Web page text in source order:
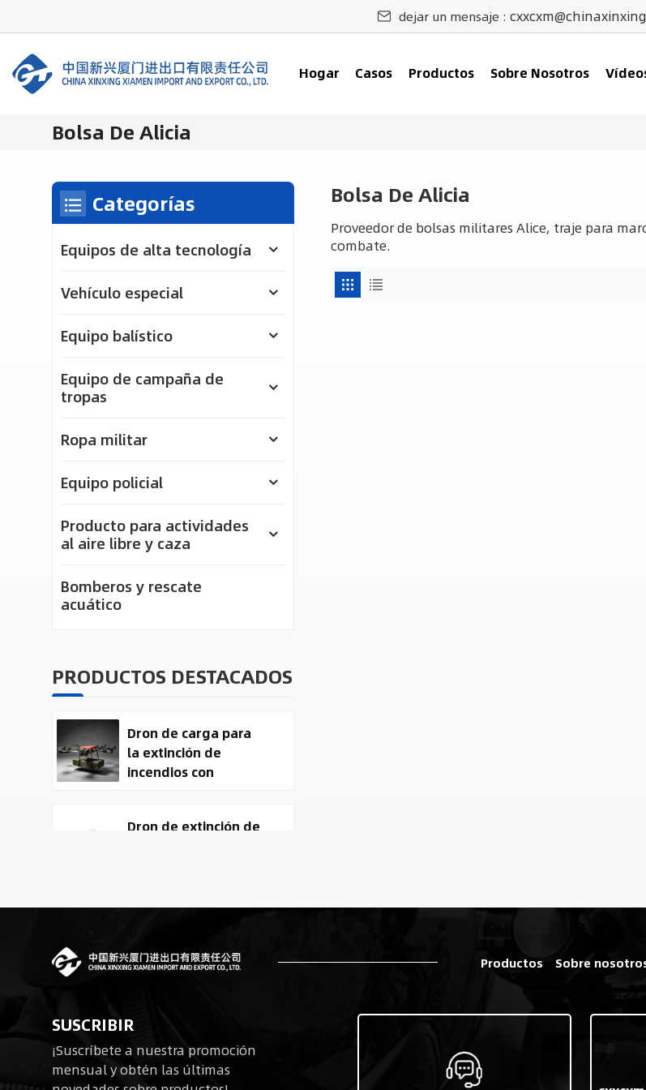
dejar un mensaje :
Hogar Casos Productos Sobre Nosotros
Bolsa De Alicia
Bolsa De Alicia
Proveedor de bolsas militares Alice, traje para
combate.
Categorías
Equipos de alta tecnología
Vehículo especial
Equipo balístico
Equipo de campaña de
tropas
Ropa militar
Equipo policial
Producto para actividades
al aire libre y caza
Bomberos y rescate
acuático
PRODUCTOS DESTACADOS
Dron de carga para
la extinción de
incendios con
Dron de extinción de
útil de 100 kg.
surveillance UAV
Drone Manufacturer
biomiméticos para
operaciones tácticas
Productos Sobre
SUSCRIBIR
¡Suscríbete a nuestra promoción
mensual y obtén las últimas